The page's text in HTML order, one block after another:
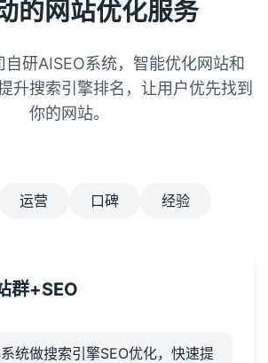
广告费用、外部链接建设等，也
的网站优化服务
研AISEO系统，智能优化网站和
升搜索引擎排名，让用户优先找到
你的网站。
运营 口碑 经验
群+SEO
统做搜索引擎SEO优化，快速提